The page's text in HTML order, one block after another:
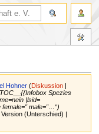
Hohner (Diskussion |
Spezies
|lsid=
female='' male=''…“)
(Unterschied) |